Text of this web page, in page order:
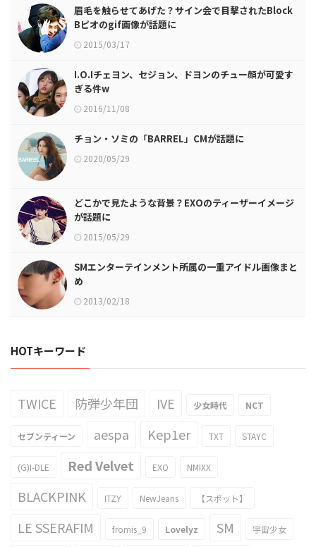
眉毛を触らせてあげた？サイン会で目撃されたBlock
Bピオのgif画像が話題に
2015/03/17
I.O.Iチェヨン、セジョン、ドヨンのチュー顔が可愛す
ぎる件w
2016/11/08
チョン・ソミの「BARREL」CMが話題に
2020/05/29
どこかで見たような背景？EXOのティーザーイメージ
が話題に
2015/05/29
SMエンターテインメント所属の一重アイドル画像まと
め
2013/02/18
HOTキーワード
TWICE 防弾少年団 IVE 少女時代 NCT
セブンティーン aespa Kep1er TXT STAYC
(G)I-DLE Red Velvet EXO NMIXX
BLACKPINK ITZY NewJeans 【スポット】
LE SSERAFIM fromis_9 Lovelyz SM 宇宙少女